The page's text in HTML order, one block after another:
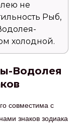
не
Рыб,
холодной.
Водолея
совместима с
знаков зодиака